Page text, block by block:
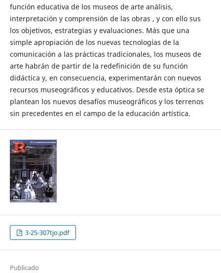
función educativa de los museos de arte análisis,
interpretación y comprensión de las obras , y con ello sus
los objetivos, estrategias y evaluaciones. Más que una
simple apropiación de los nuevas tecnologías de la
comunicación a las prácticas tradicionales, los museos de
arte habrán de partir de la redefinición de su función
didáctica y, en consecuencia, experimentarán con nuevos
recursos museográficos y educativos. Desde esta óptica se
plantean los nuevos desafíos museográficos y los terrenos
sin precedentes en el campo de la educación artística.
3-25-307tjo.pdf
Publicado